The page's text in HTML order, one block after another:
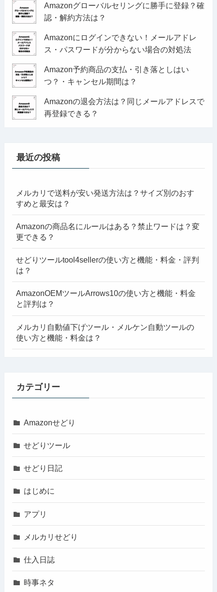
Amazonグローバルセリングに勝手に登録？確
認・解約方法は？
Amazonにログインできない！メールアドレ
ス・パスワードが分からない場合の対処法
Amazon予約商品の支払・引き落としはい
つ？・キャンセル期間は？
Amazonの退会方法は？同じメールアドレスで
再登録できる？
最近の投稿
メルカリで送料が安い発送方法は？サイズ別のおす
すめと最安は？
Amazonの商品名にルールはある？禁止ワードは？変
更できる？
せどりツールtool4sellerの使い方と機能・料金・評判
は？
AmazonOEMツールArrows10の使い方と機能・料金
と評判は？
メルカリ自動値下げツール・メルケン自動ツールの
使い方と機能・料金は？
カテゴリー
Amazonせどり
せどりツール
せどり日記
はじめに
アプリ
メルカリせどり
仕入日誌
時事ネタ